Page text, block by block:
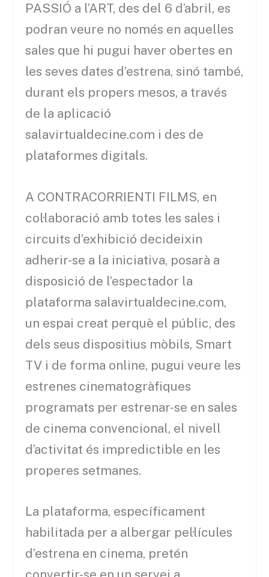
PASSIÓ a l’ART, des del 6 d’abril, es
podran veure no només en aquelles
sales que hi pugui haver obertes en
les seves dates d’estrena, sinó també,
durant els propers mesos, a través
de la aplicació
salavirtualdecine.com i des de
plataformes digitals.
A CONTRACORRIENTI FILMS, en
col·laboració amb totes les sales i
circuits d’exhibició decideixin
adherir-se a la iniciativa, posarà a
disposició de l’espectador la
plataforma salavirtualdecine.com,
un espai creat perquè el públic, des
dels seus dispositius mòbils, Smart
TV i de forma online, pugui veure les
estrenes cinematogràfiques
programats per estrenar-se en sales
de cinema convencional, el nivell
d’activitat és impredictible en les
properes setmanes.
La plataforma, específicament
habilitada per a albergar pel·lícules
d’estrena en cinema, pretén